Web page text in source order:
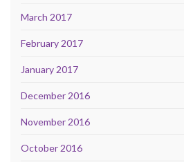
March 2017
February 2017
January 2017
December 2016
November 2016
October 2016